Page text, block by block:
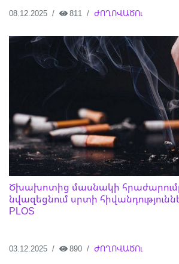
08.12.2025 811 ԺՈՂՈՎԱԾՈւ
Ծխախոտից մասնակի
նվազեցնում սրտի
PLOS
03.12.2025 890 ԺՈՂՈՎԱԾՈւ